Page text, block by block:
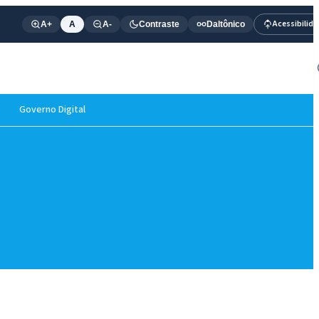
A+ A A- Contraste Daltônico
Governo Digital